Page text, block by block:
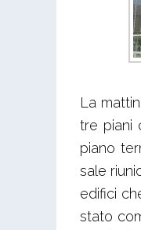
La
tre piani
piano
sale
edifici
stato